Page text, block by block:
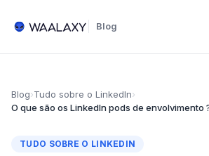
Blog
Blog›Tudo sobre o LinkedIn›
O que são os LinkedIn pods de envolvimento
TUDO SOBRE O LINKEDIN